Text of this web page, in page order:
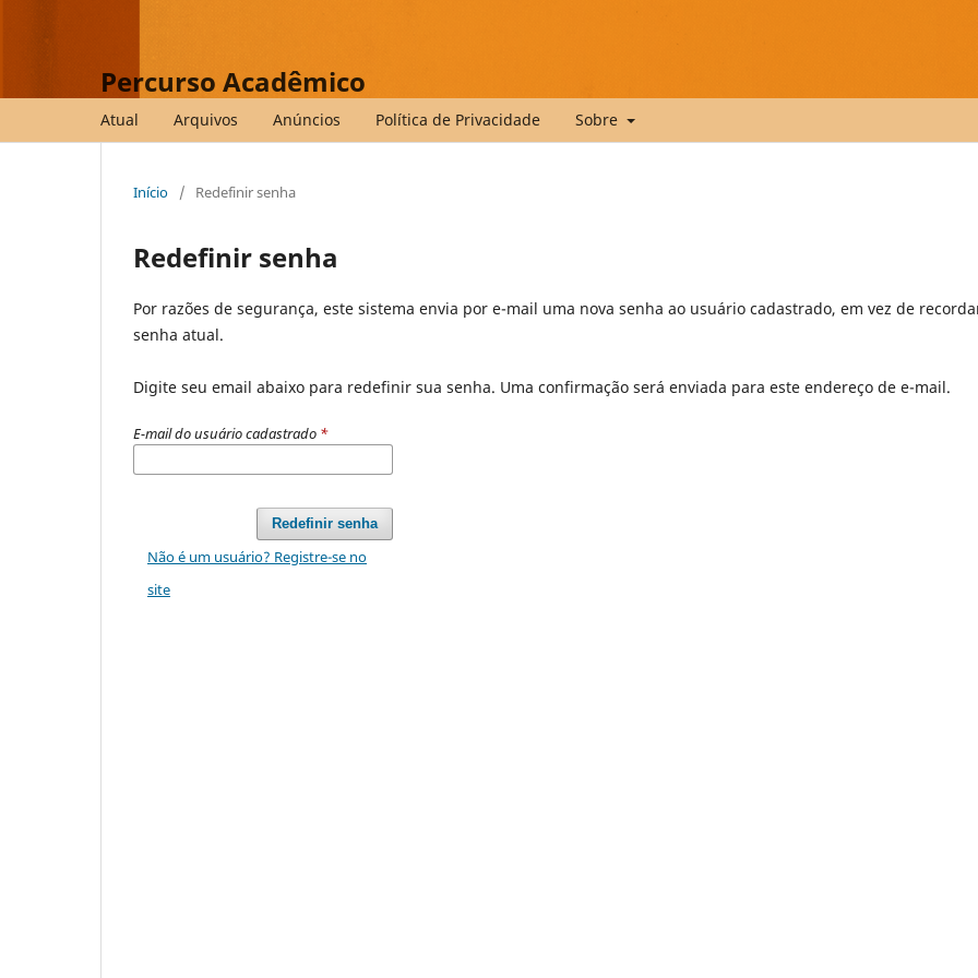
Percurso Acadêmico
Atual Arquivos Anúncios Política de Privacidade Sobre
Início / Redefinir senha
Redefinir senha
Por razões de segurança, este sistema envia por e-mail uma nova senha ao usuário cadastrado, em vez de
senha atual.
Digite seu email abaixo para redefinir sua senha. Uma confirmação será enviada para este endereço de e-mail.
E-mail do usuário cadastrado *
Redefinir senha
Não é um usuário? Registre-se no
site